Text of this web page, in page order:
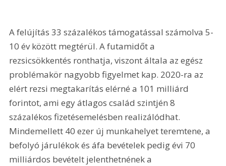
A felújítás 33 százalékos támogatással számolva 5-
10 év között megtérül. A futamidőt a
rezsicsökkentés ronthatja, viszont általa az egész
problémakör nagyobb figyelmet kap. 2020-ra az
elért rezsi megtakarítás elérné a 101 milliárd
forintot, ami egy átlagos család szintjén 8
százalékos fizetésemelésben realizálódhat.
Mindemellett 40 ezer új munkahelyet teremtene, a
befolyó járulékok és áfa bevételek pedig évi 70
milliárdos bevételt jelenthetnének a